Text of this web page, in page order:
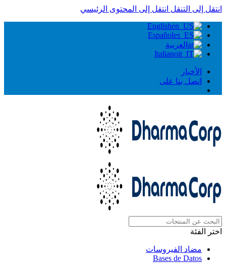
انتقل إلى التنقل انتقل إلى المحتوى الرئيسي
English
Español
العربية
Italiano
الأخبار
اتصل بنا على
اختر الفئة
مضاد الفيروسات
Bases de Datos